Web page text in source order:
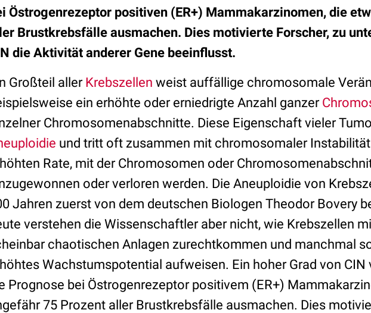
Östrogenrezeptor positiven (ER+) Mammakarzinomen, die
Brustkrebsfälle ausmachen. Dies motivierte Forscher, zu
die Aktivität anderer Gene beeinflusst.
Großteil aller Krebszellen weist auffällige chromosomale
ein erhöhte oder erniedrigte Anzahl ganzer
Chromosomenabschnitte. Diese Eigenschaft vieler
und tritt oft zusammen mit chromosomaler
Rate, mit der Chromosomen oder
oder verloren werden. Die Aneuploidie von
Jahren zuerst von dem deutschen Biologen Theodor Bovery
verstehen die Wissenschaftler aber nicht, wie Krebszellen
chaotischen Anlagen zurechtkommen und manchmal
Wachstumspotential aufweisen. Ein hoher Grad von
Prognose bei Östrogenrezeptor positivem (ER+)
75 Prozent aller Brustkrebsfälle ausmachen. Dies